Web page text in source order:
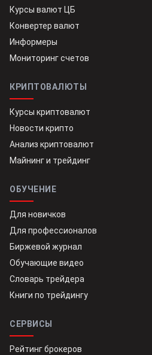
Курсы валют ЦБ
Конвертер валют
Информеры
Мониторинг счетов
КРИПТОВАЛЮТЫ
Курсы криптовалют
Новости крипто
Анализ криптовалют
Майнинг и трейдинг
ОБУЧЕНИЕ
Для новичков
Для профессионалов
Биржевой журнал
Обучающие видео
Словарь трейдера
Книги по трейдингу
СЕРВИСЫ
Рейтинг брокеров